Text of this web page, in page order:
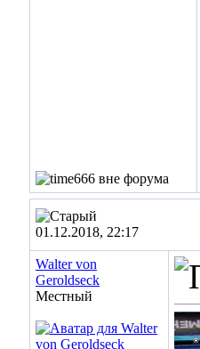
01.12.2018, 22:17
Walter von
Geroldseck
Местный